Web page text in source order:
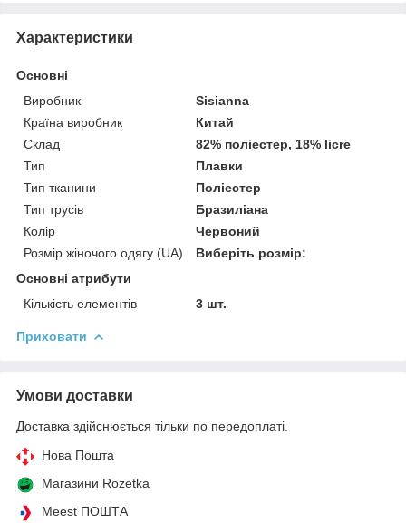
Характеристики
Основні
Виробник
Sisianna
Країна виробник
Китай
Склад
82% поліестер, 18% licre
Тип
Плавки
Тип тканини
Поліестер
Тип трусів
Бразиліана
Колір
Червоний
Розмір жіночого одягу (UA)
Виберіть розмір:
Основні атрибути
Кількість елементів
3 шт.
Приховати
Умови доставки
Доставка здійснюється тільки по передоплаті.
Нова Пошта
Магазини Rozetka
Meest ПОШТА